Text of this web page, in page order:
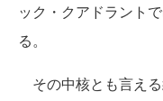
ック・クアドラント
る。
その中核とも言え